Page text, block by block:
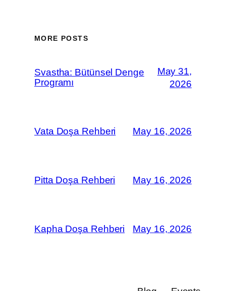
MORE POSTS
Svastha: Bütünsel Denge
Programı
May 31,
2026
Vata Doşa Rehberi May 16, 2026
Pitta Doşa Rehberi May 16, 2026
Kapha Doşa Rehberi May 16, 2026